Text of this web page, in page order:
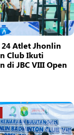
24 Atlet Jhonlin
Club Ikuti
di JBC VIII Open